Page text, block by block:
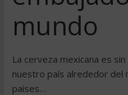
mundo
La cerveza mexicana es
nuestro país alrededor del
países…